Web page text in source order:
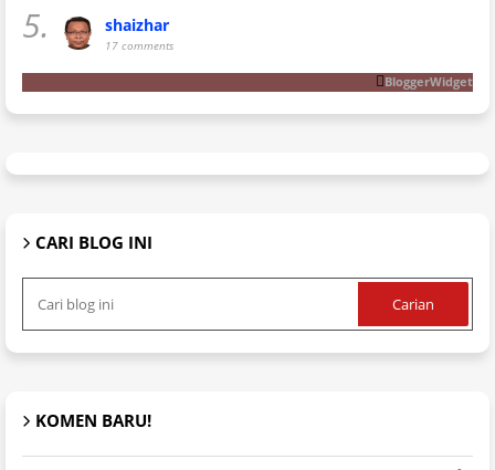
5. shaizhar
17 comments
BloggerWidget
CARI BLOG INI
KOMEN BARU!